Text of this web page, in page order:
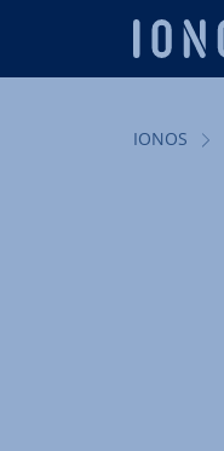
IONOS